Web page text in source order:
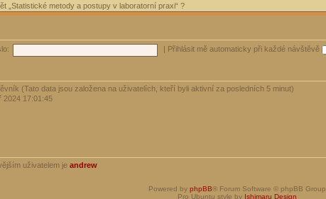
„Statistické metody a postupy v laboratorní praxi“ ?
Přihlásit mě automaticky při každé návštěvě
(Tato data jsou založena na uživatelích, kteří byli aktivní za posledních 5 minut)
2024 17:01:45
uživatelem je andrew
Powered by phpBB® Forum Software © phpBB Group
Pro Ubuntu style by Ishimaru Design